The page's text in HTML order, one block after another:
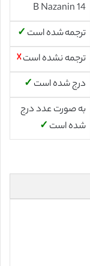
14 B Nazanin
ترجمه شده است ✓
ترجمه نشده است☓
درج شده است ✓
به صورت عدد درج
شده است ✓